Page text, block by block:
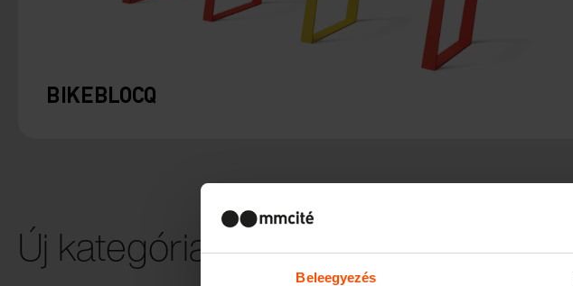
Beleegyezés
BIKEBLOCQ
Új kategória választása